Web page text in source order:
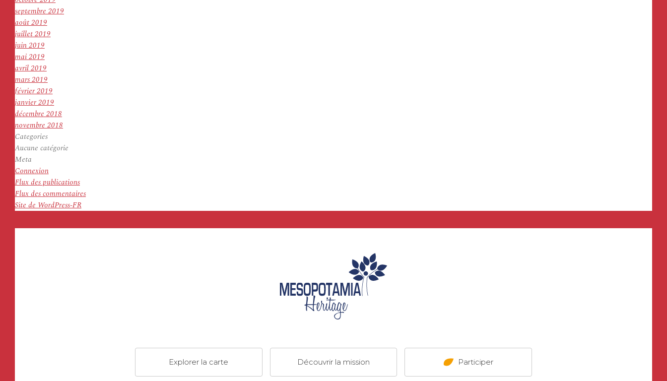
septembre 2019
août 2019
juillet 2019
juin 2019
mai 2019
avril 2019
mars 2019
février 2019
janvier 2019
décembre 2018
novembre 2018
Categories
Aucune catégorie
Meta
Connexion
Flux des publications
Flux des commentaires
Site de WordPress-FR
Explorer la carte Découvrir la mission Participer